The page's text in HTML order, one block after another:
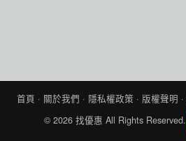
首頁 · 關於我們 · 隱私權政策 · 版權聲明 ·
© 2026 找優惠 All Rights Reserved.